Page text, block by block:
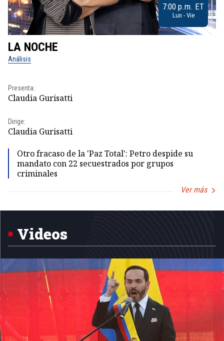
7:00 p.m. ET
Lun - Vie
LA NOCHE
Análisis
Presenta:
Claudia Gurisatti
Dirige:
Claudia Gurisatti
Otro fracaso de la 'Paz Total': Petro despide su
mandato con 22 secuestrados por grupos
criminales
Ver más
1
Videos